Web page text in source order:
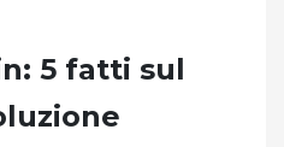
5 fatti sul